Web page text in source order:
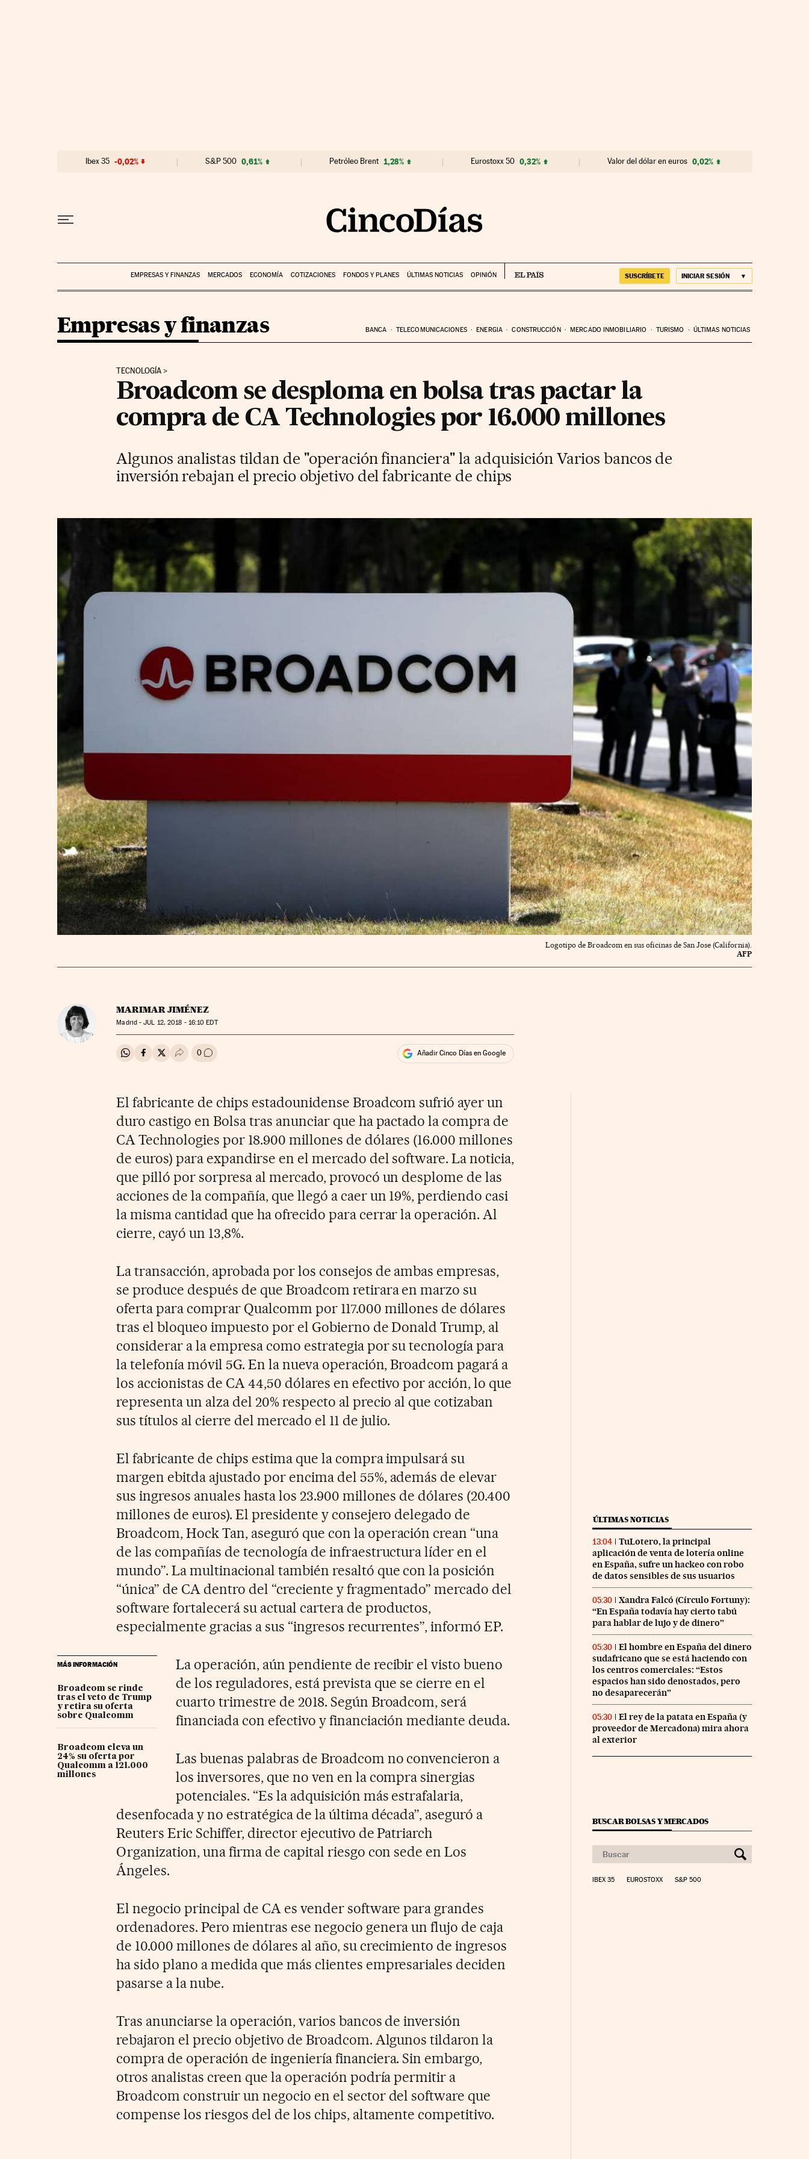
Ibex 35 -0,02% S&P 500 0,61% Petróleo Brent 1,28% Eurostoxx 50 0,32% Valor del dólar en euros 0,02%
EMPRESAS Y FINANZAS MERCADOS ECONOMÍA COTIZACIONES FONDOS Y PLANES ÚLTIMAS NOTICIAS OPINIÓN SUSCRÍBETE INICIAR SESIÓN
Empresas y finanzas BANCA TELECOMUNICACIONES ENERGIA CONSTRUCCIÓN MERCADO INMOBILIARIO TURISMO ÚLTIMAS NOTICIAS
TECNOLOGÍA
Broadcom se desploma en bolsa tras pactar la
compra de CA Technologies por 16.000 millones
Algunos analistas tildan de "operación financiera" la adquisición Varios bancos de
inversión rebajan el precio objetivo del fabricante de chips
Logotipo de Broadcom en sus oficinas de San Jose (California).
AFP
MARIMAR JIMÉNEZ
Madrid -JUL 12, 2018 - 16:10 EDT
Compartir en Whatsapp
Compartir en Facebook
Compartir en Twitter
Desplegar Redes Sociales
0 Ir a los comentarios Añadir Cinco Días en Google
El fabricante de chips estadounidense Broadcom sufrió ayer un
duro castigo en Bolsa tras anunciar que ha pactado la compra de
CA Technologies por 18.900 millones de dólares (16.000 millones
de euros) para expandirse en el mercado del software. La noticia,
que pilló por sorpresa al mercado, provocó un desplome de las
acciones de la compañía, que llegó a caer un 19%, perdiendo casi
la misma cantidad que ha ofrecido para cerrar la operación. Al
cierre, cayó un 13,8%.
La transacción, aprobada por los consejos de ambas empresas,
se produce después de que Broadcom retirara en marzo su
oferta para comprar Qualcomm por 117.000 millones de dólares
tras el bloqueo impuesto por el Gobierno de Donald Trump, al
considerar a la empresa como estrategia por su tecnología para
la telefonía móvil 5G. En la nueva operación, Broadcom pagará a
los accionistas de CA 44,50 dólares en efectivo por acción, lo que
representa un alza del 20% respecto al precio al que cotizaban
sus títulos al cierre del mercado el 11 de julio.
El fabricante de chips estima que la compra impulsará su
margen ebitda ajustado por encima del 55%, además de elevar
sus ingresos anuales hasta los 23.900 millones de dólares (20.400
millones de euros). El presidente y consejero delegado de
Broadcom, Hock Tan, aseguró que con la operación crean “una
de las compañías de tecnología de infraestructura líder en el
mundo”. La multinacional también resaltó que con la posición
“única” de CA dentro del “creciente y fragmentado” mercado del
software fortalecerá su actual cartera de productos,
especialmente gracias a sus “ingresos recurrentes”, informó EP.
MÁS INFORMACIÓN
Broadcom se rinde
tras el veto de Trump
y retira su oferta
sobre Qualcomm
Broadcom eleva un
24% su oferta por
Qualcomm a 121.000
millones
La operación, aún pendiente de recibir el visto bueno
de los reguladores, está prevista que se cierre en el
cuarto trimestre de 2018. Según Broadcom, será
financiada con efectivo y financiación mediante deuda.
Las buenas palabras de Broadcom no convencieron a
los inversores, que no ven en la compra sinergias
potenciales. “Es la adquisición más estrafalaria,
desenfocada y no estratégica de la última década”, aseguró a
Reuters Eric Schiffer, director ejecutivo de Patriarch
Organization, una firma de capital riesgo con sede en Los
Ángeles.
El negocio principal de CA es vender software para grandes
ordenadores. Pero mientras ese negocio genera un flujo de caja
de 10.000 millones de dólares al año, su crecimiento de ingresos
ha sido plano a medida que más clientes empresariales deciden
pasarse a la nube.
Tras anunciarse la operación, varios bancos de inversión
rebajaron el precio objetivo de Broadcom. Algunos tildaron la
compra de operación de ingeniería financiera. Sin embargo,
otros analistas creen que la operación podría permitir a
Broadcom construir un negocio en el sector del software que
compense los riesgos del de los chips, altamente competitivo.
ÚLTIMAS NOTICIAS
13:04
TuLotero, la principal
aplicación de venta de lotería online
en España, sufre un hackeo con robo
de datos sensibles de sus usuarios
05:30
Xandra Falcó (Círculo Fortuny):
“En España todavía hay cierto tabú
para hablar de lujo y de dinero”
05:30
El hombre en España del dinero
sudafricano que se está haciendo con
los centros comerciales: “Estos
espacios han sido denostados, pero
no desaparecerán”
05:30
El rey de la patata en España (y
proveedor de Mercadona) mira ahora
al exterior
BUSCAR BOLSAS Y MERCADOS
IBEX 35 EUROSTOXX S&P 500